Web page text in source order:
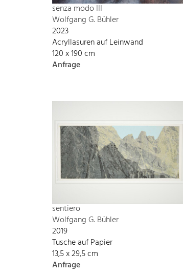
senza modo III
Wolfgang G. Bühler
2023
Acryllasuren auf Leinwand
120 x 190 cm
Anfrage
sentiero
Wolfgang G. Bühler
2019
Tusche auf Papier
13,5 x 29,5 cm
Anfrage